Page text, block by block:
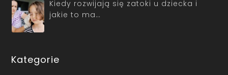
Kiedy rozwijają się zatoki u dziecka i
jakie to ma…
Kategorie